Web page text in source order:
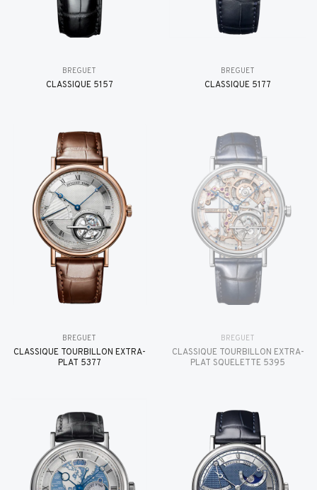
BREGUET
CLASSIQUE 5157
BREGUET
CLASSIQUE 5177
BREGUET
CLASSIQUE TOURBILLON EXTRA-
PLAT 5377
BREGUET
CLASSIQUE TOURBILLON EXTRA-
PLAT SQUELETTE 5395